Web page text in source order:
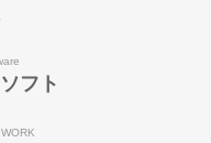
フト